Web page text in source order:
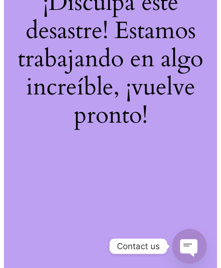
desastre! Estamos
trabajando en algo
increíble, ¡vuelve
pronto!
Contact us